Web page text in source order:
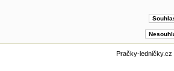
Pračky-ledničky.cz